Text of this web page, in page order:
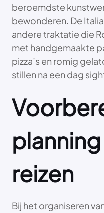
beroemdste
bewonderen. De
andere traktatie die
met handgemaakte
pizza’s en romig
stillen na een dag
reizen
Bij het organiseren